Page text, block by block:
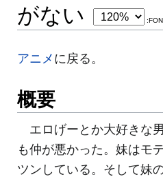
がない
アニメに戻る。
概要
エロげーとか大好きな
も仲が悪かった。妹はモ
ツンしている。そして妹